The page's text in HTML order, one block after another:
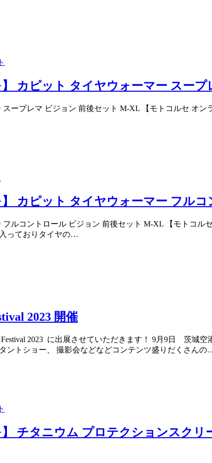
】 カピット タイヤウォーマー スー
ープレマ ビジョン 前後セット M-XL 【モトコルセ オン
】 カピット タイヤウォーマー フル
ルコントロール ビジョン 前後セット M-XL 【モトコル
っておりタイヤの…
2023 開催
2023 に出展させていただきます！ 9月9日 茨城
ントショー、 撮影会などなどコンテンツ盛りだくさんの
】 チタニウム プロテクションスク